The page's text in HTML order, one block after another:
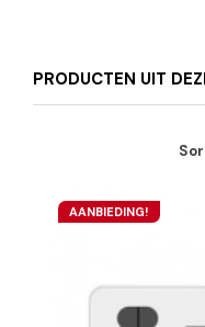
PRODUCTEN UIT
AANBIEDING!